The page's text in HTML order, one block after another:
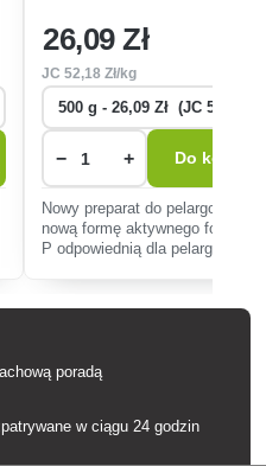
26,09 Zł
JC52,18 Zł/kg
− + Do
Nowy preparat do pelargonii
nową formę aktywnego fosforu
P odpowiednią dla pelargonii i
poradą
w ciągu 24 godzin